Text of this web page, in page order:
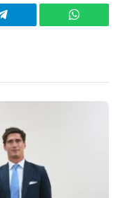
Telegram